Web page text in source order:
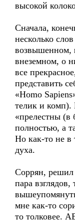
высокой
Сначала,
несколько
возвышенном,
внеземном, о
все
представить
«Homo
телик и комп).
«прелестны (в
полностью, а
Но как-то не в
духа.
Соррян, решил
пара взглядов,
мне как-то
то толковее.